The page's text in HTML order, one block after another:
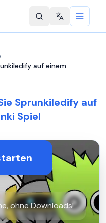
Change
auf einem
Sprunkiledify auf
Spiel
ohne Downloads!